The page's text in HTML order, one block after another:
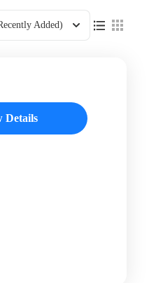
Added)
Details